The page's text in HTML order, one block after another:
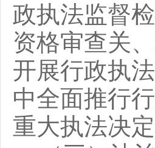
政执法监督
资格审查关
开展行政执
中全面推行
重大执法决